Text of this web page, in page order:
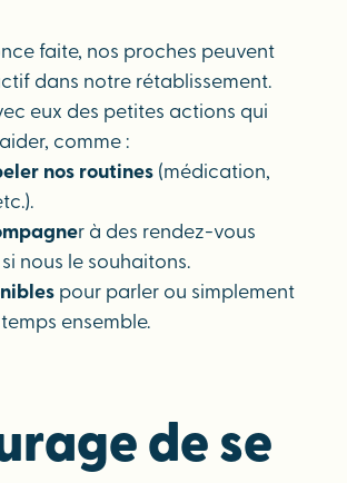
faite, nos proches peuvent
dans notre rétablissement.
eux des petites actions qui
comme :
nos routines (médication,
r à des rendez-vous
nous le souhaitons.
pour parler ou simplement
ensemble.
de se